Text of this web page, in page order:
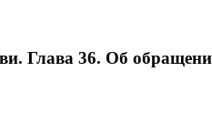
Глава 36. Об